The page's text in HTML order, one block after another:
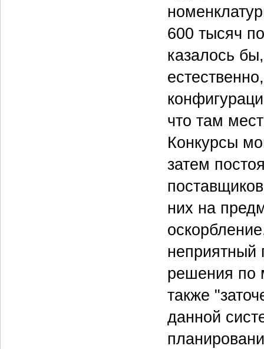
600 тысяч
казалось
что там
Конкурсы
затем
них на
неприятный
решения по
также
данной